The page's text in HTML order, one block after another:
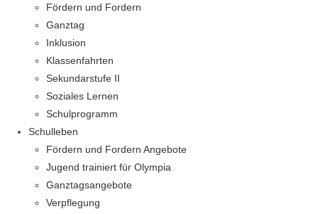
Fördern und Fordern
Ganztag
Inklusion
Klassenfahrten
Sekundarstufe II
Soziales Lernen
Schulprogramm
Schulleben
Fördern und Fordern Angebote
Jugend trainiert für Olympia
Ganztagsangebote
Verpflegung